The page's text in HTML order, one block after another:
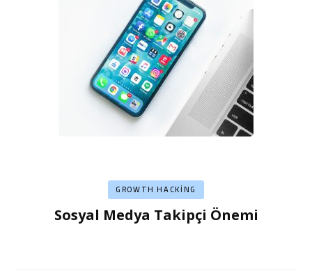
GROWTH HACKING
Sosyal Medya Takipçi Önemi